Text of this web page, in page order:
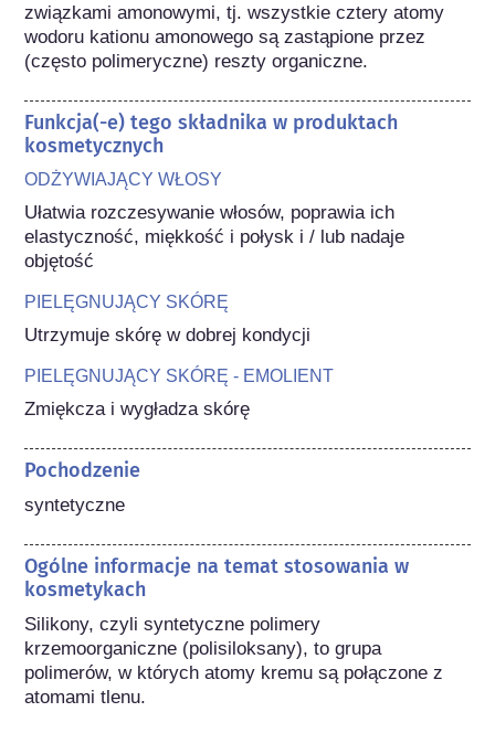
związkami amonowymi, tj. wszystkie cztery atomy
wodoru kationu amonowego są zastąpione przez
(często polimeryczne) reszty organiczne.
Funkcja(-e) tego składnika w produktach
kosmetycznych
ODŻYWIAJĄCY WŁOSY
Ułatwia rozczesywanie włosów, poprawia ich
elastyczność, miękkość i połysk i / lub nadaje
objętość
PIELĘGNUJĄCY SKÓRĘ
Utrzymuje skórę w dobrej kondycji
PIELĘGNUJĄCY SKÓRĘ - EMOLIENT
Zmiękcza i wygładza skórę
Pochodzenie
syntetyczne
Ogólne informacje na temat stosowania w
kosmetykach
Silikony, czyli syntetyczne polimery
krzemoorganiczne (polisiloksany), to grupa
polimerów, w których atomy kremu są połączone z
atomami tlenu.